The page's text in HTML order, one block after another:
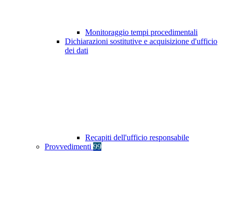
Monitoraggio tempi procedimentali
Dichiarazioni sostitutive e acquisizione d'ufficio
dei dati
Recapiti dell'ufficio responsabile
Provvedimenti 99